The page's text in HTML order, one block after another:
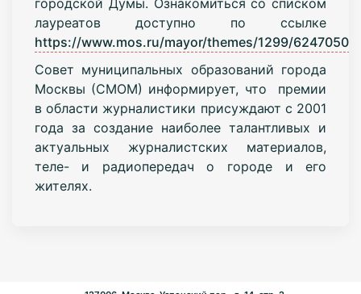
лауреатов доступно по ссылке
https://www.mos.ru/mayor/themes/1299/6247050/
Совет муниципальных образований города
Москвы (СМОМ) информирует, что премии
в области журналистики присуждают с 2001
года за создание наиболее талантливых и
актуальных журналистских материалов,
теле- и радиопередач о городе и его
жителях.